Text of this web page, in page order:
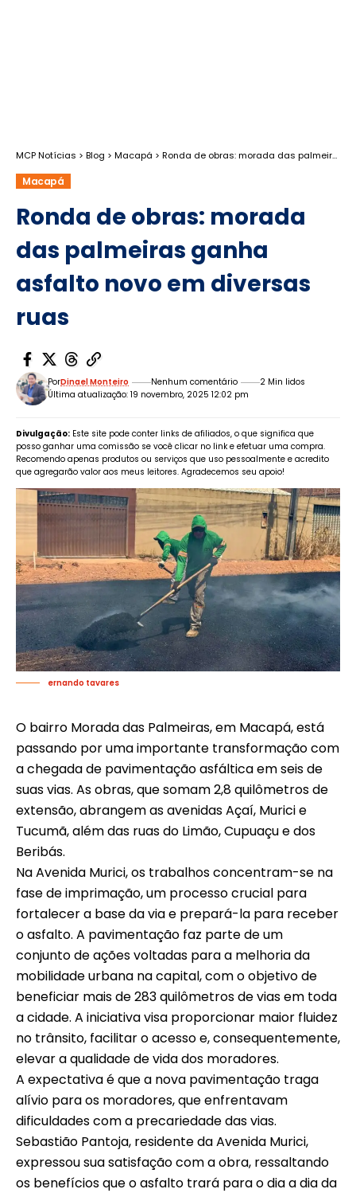
MCP Notícias > Blog > Macapá > Ronda de obras: morada das palmeiras ganha asfalto novo em diversas ruas
Macapá
Ronda de obras: morada
das palmeiras ganha
asfalto novo em diversas
ruas
Última atualização: 19 novembro, 2025 12:02 pm
PorDinael Monteiro Nenhum comentário 2 Min lidos
Divulgação: Este site pode conter links de afiliados, o que significa que
posso ganhar uma comissão se você clicar no link e efetuar uma compra.
Recomendo apenas produtos ou serviços que uso pessoalmente e acredito
que agregarão valor aos meus leitores. Agradecemos seu apoio!
ernando tavares
O bairro Morada das Palmeiras, em Macapá, está
passando por uma importante transformação com
a chegada de pavimentação asfáltica em seis de
suas vias. As obras, que somam 2,8 quilômetros de
extensão, abrangem as avenidas Açaí, Murici e
Tucumã, além das ruas do Limão, Cupuaçu e dos
Beribás.
Na Avenida Murici, os trabalhos concentram-se na
fase de imprimação, um processo crucial para
fortalecer a base da via e prepará-la para receber
o asfalto. A pavimentação faz parte de um
conjunto de ações voltadas para a melhoria da
mobilidade urbana na capital, com o objetivo de
beneficiar mais de 283 quilômetros de vias em toda
a cidade. A iniciativa visa proporcionar maior fluidez
no trânsito, facilitar o acesso e, consequentemente,
elevar a qualidade de vida dos moradores.
A expectativa é que a nova pavimentação traga
alívio para os moradores, que enfrentavam
dificuldades com a precariedade das vias.
Sebastião Pantoja, residente da Avenida Murici,
expressou sua satisfação com a obra, ressaltando
os benefícios que o asfalto trará para o dia a dia da